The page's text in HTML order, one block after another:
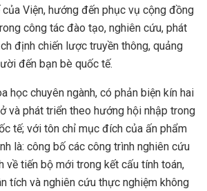
Viện, hướng đến phục vụ cộng đồng
công tác đào tạo, nghiên cứu, phát
định chiến lược truyền thông, quảng
đến bạn bè quốc tế.
học chuyên ngành, có phản biện kín hai
và phát triển theo hướng hội nhập trong
tế; với tôn chỉ mục đích của ấn phẩm
là: công bố các công trình nghiên cứu
về tiến bộ mới trong kết cấu tính toán,
tích và nghiên cứu thực nghiệm không